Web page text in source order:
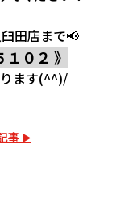
田店まで📢
０２ 》
ます(^^)/
事